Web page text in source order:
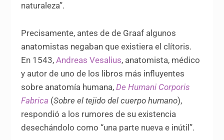
naturaleza”.
Precisamente, antes de de Graaf algunos
anatomistas negaban que existiera el clítoris.
En 1543,Andreas Vesalius, anatomista, médico
y autor de uno de los libros más influyentes
sobre anatomía humana,De Humani Corporis
Fabrica (Sobre el tejido del cuerpo humano),
respondió a los rumores de su existencia
desechándolo como “una parte nueva e inútil”.